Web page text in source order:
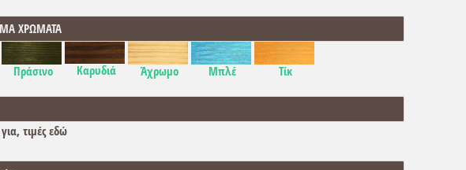
ΧΡΩΜΑΤΑ
Πράσινο Καρυδιά Άχρωμο Μπλέ Τίκ
τιμέςεδώ